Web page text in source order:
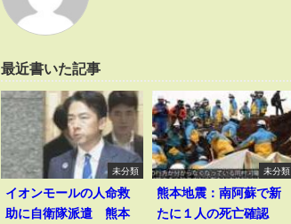
最近書いた記事
未分類
イオンモールの人命救
助に自衛隊派遣 熊本
未分類
熊本地震：南阿蘇で新
たに１人の死亡確認